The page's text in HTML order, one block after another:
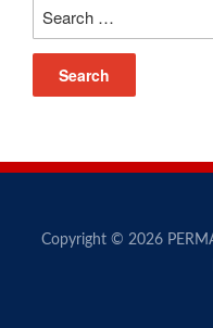
Copyright © 2026